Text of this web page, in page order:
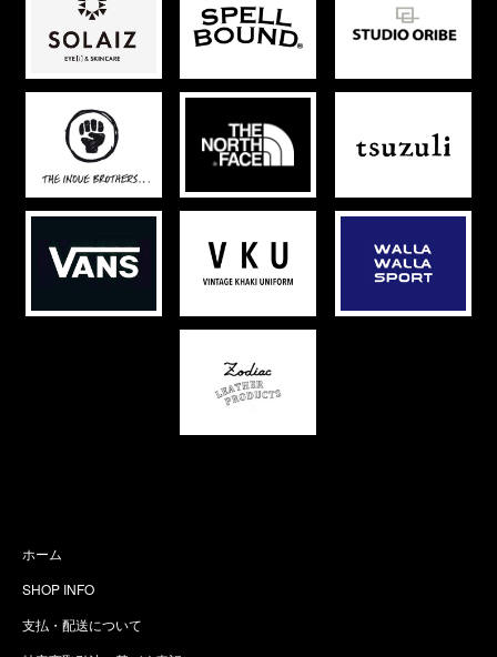
ホーム
SHOP INFO
支払・配送について